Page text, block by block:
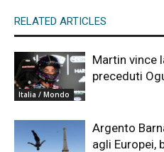
RELATED ARTICLES
Italia / Mondo
Martin vince
preceduti
Argento
agli Europei,